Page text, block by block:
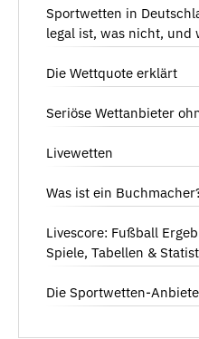
Sportwetten in
legal ist, was nicht, und
Die Wettquote erklärt
Seriöse Wettanbieter
Livewetten
Was ist ein
Livescore: Fußball
Spiele, Tabellen &
Die Sportwetten-